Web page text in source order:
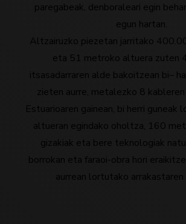
paregabeak, denboraleari egin
egun hartan.
Altzairuzko piezetan jarritako
eta 51 metroko altuera zuten
itsasadarraren alde bakoitzean bi–
zieten aurre, metalezko 8
Estuarioaren gainean, bi herri
altueran egindako oholtza, 160
gizakiak eta bere teknologiak
borrokan eta faraoi-obra hori
aurrean lortutako arrakastaren